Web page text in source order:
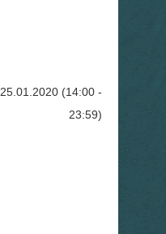
25.01.2020 (14:00 -
23:59)